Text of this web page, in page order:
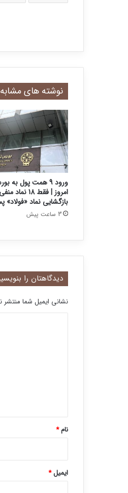
نوشته های مشابه
ورود 9 همت پول به
امروز | فقط 18
بازگشایی نماد «فولاد» پس از
3 ساعت پیش
دیدگاهتان را
نشانی ایمیل شما
نام*
ایمیل*